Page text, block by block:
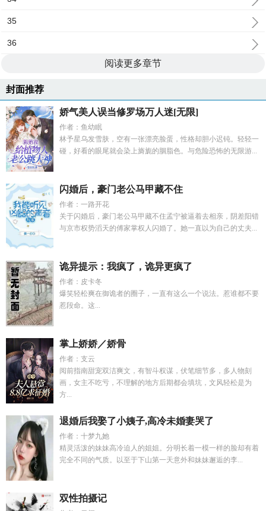
35
36
阅读更多章节
封面推荐
娇气美人误当修罗场万人迷[无限]
作者：鱼幼眠
林予星乌发雪肤，空有一张漂亮脸蛋，性格却胆小迟钝。轻轻一
碰，好看的眼尾就会染上旖旎的胭脂色。与危险恐怖的无限游...
闪婚后，豪门老公马甲藏不住
作者：一路开花
关于闪婚后，豪门老公马甲藏不住孟宁被逼着去相亲，阴差阳错
与京市权势滔天的傅家掌权人闪婚了。她一直以为自己的丈夫...
诡异提示：我疯了，诡异更疯了
作者：皮卡冬
爆笑轻松爽在御诡者的圈子，一直有这么一个说法。惹谁都不要
惹段命。这...
掌上娇娇／娇骨
作者：支云
阅前指南甜宠双洁爽文，有智斗权谋，伏笔细节多，多人物刻
画，女主不吃亏，不理解的地方后期都会填坑，文风轻松是为
方...
退婚后我娶了小姨子,高冷未婚妻哭了
作者：十梦九她
精灵活泼的妹妹高冷迫人的姐姐。分明长着一模一样的脸却有着
完全不同的气质。以至于下山第一天意外和妹妹邂逅的李...
双性拍摄记